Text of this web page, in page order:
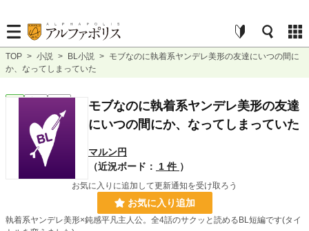
TOP > 小説 > BL小説 > モブなのに執着系ヤンデレ美形の友達にいつの間に
か、なってしまっていた
BL 完結 短編
モブなのに執着系ヤンデレ美形の友達
にいつの間にか、なってしまっていた
マルン円
（近況ボード：
1 件 ）
お気に入りに追加して更新通知を受け取ろう
お気に入り追加
執着系ヤンデレ美形×鈍感平凡主人公。全4話のサクッと読めるBL短編です(タイ